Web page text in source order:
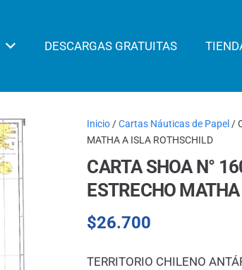
DESCARGAS GRATUITAS
Inicio /Cartas Náuticas de Papel /
MATHA A ISLA ROTHSCHILD
CARTA SHOA N°
ESTRECHO
$26.700
TERRITORIO CHILENO